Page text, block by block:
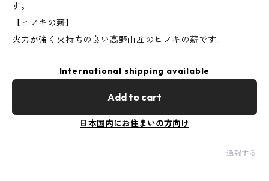
す。
【ヒノキの薪】
火力が強く火持ちの良い高野山産のヒノキの薪です。
International shipping available
Add to cart
日本国内にお住まいの方向け
通報する